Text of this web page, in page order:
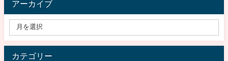
アーカイブ
カテゴリー